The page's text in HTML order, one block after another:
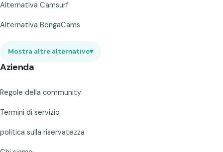
Alternativa Camsurf
Alternativa BongaCams
Mostra altre alternative▾
Azienda
Regole della community
Termini di servizio
politica sulla riservatezza